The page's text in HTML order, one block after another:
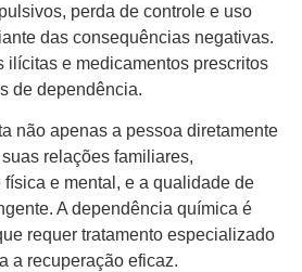
perda de controle e uso
das consequências negativas.
ilícitas e medicamentos prescritos
de dependência.
não apenas a pessoa diretamente
relações familiares,
e mental, e a qualidade de
A dependência química é
requer tratamento especializado
a recuperação eficaz.